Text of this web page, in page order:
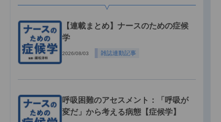
【連載まとめ】ナースのための症候
学
2026/08/03 雑誌連動記事
呼吸困難のアセスメント：「呼吸が
変だ」から考える病態【症候学】